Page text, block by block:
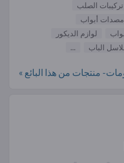
تركيبات الصلب
مصدات أبواب
لوازم الديكور
الباب ...
منتجات من هذا البائع »